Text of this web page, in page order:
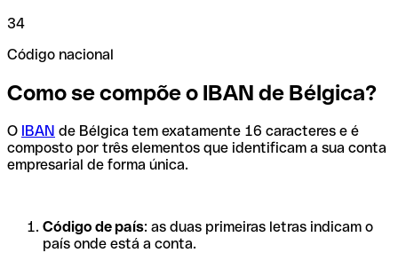
34
Código nacional
Como se compõe o IBAN de Bélgica?
O IBAN de Bélgica tem exatamente 16 caracteres e é
composto por três elementos que identificam a sua conta
empresarial de forma única.
Código de país: as duas primeiras letras indicam o
país onde está a conta.